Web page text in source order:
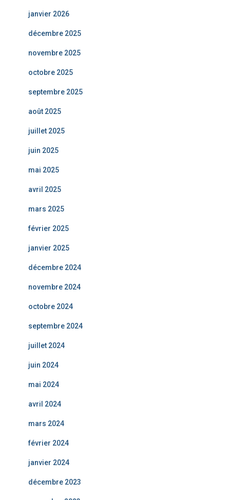
janvier 2026
décembre 2025
novembre 2025
octobre 2025
septembre 2025
août 2025
juillet 2025
juin 2025
mai 2025
avril 2025
mars 2025
février 2025
janvier 2025
décembre 2024
novembre 2024
octobre 2024
septembre 2024
juillet 2024
juin 2024
mai 2024
avril 2024
mars 2024
février 2024
janvier 2024
décembre 2023